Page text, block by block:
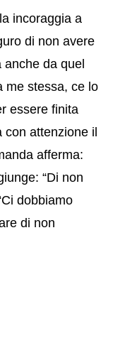
incoraggia a
di non avere
anche da quel
me stessa, ce lo
essere finita
con attenzione il
afferma:
“Di non
dobbiamo
di non